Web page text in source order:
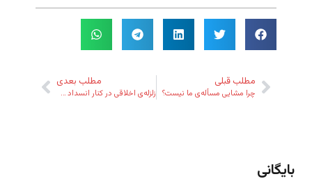
مطلب قبلی
چرا مشایی مسأله‌ی ما نیست؟
مطلب بعدی
زلزله‌ی اخلاقی در کنار انسداد قانونی
بایگانی